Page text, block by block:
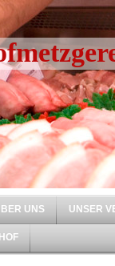
UNS UNSER